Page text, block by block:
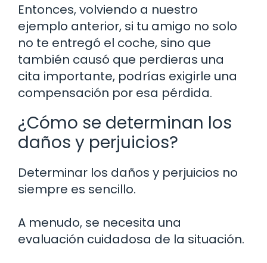
Entonces, volviendo a nuestro
ejemplo anterior, si tu amigo no solo
no te entregó el coche, sino que
también causó que perdieras una
cita importante, podrías exigirle una
compensación por esa pérdida.
¿Cómo se determinan los
daños y perjuicios?
Determinar los daños y perjuicios no
siempre es sencillo.
A menudo, se necesita una
evaluación cuidadosa de la situación.